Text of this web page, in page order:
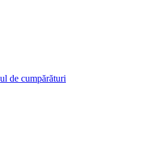
de cumpărături